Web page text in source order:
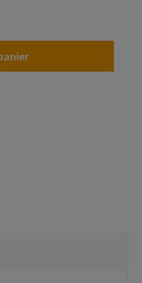
moment.)
disponible pour le moment.)
n'est pas disponible pour le